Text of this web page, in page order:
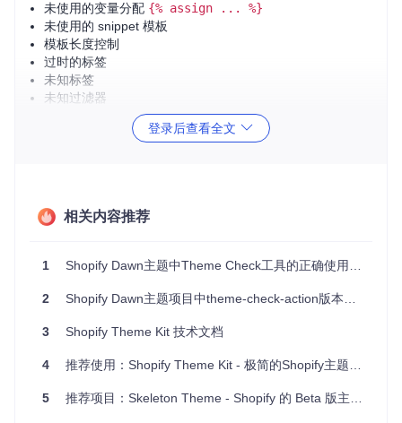
未使用的变量分配 {% assign ... %}
未使用的 snippet 模板
模板长度控制
过时的标签
未知标签
未知过滤器
{{ content_for_* }}在theme.liquid
过度嵌套的 snippet
使用未知的翻译键
使用多个{% ... %}
过时的过滤器
大量阻塞解析的 JavaScript
非 Shopify 域名的资产引用
JavaScript 与 CSS 文件过大
这些检查可以防止一些明显的性能问题，并且，随着社区的发
登录后查看全文
相关内容推荐
1 Shopify Dawn主题中Theme Check工具的正确使用与常见错误修复
2 Shopify Dawn主题项目中theme-check-action版本升级问题解析
3 Shopify Theme Kit 技术文档
4 推荐使用：Shopify Theme Kit - 极简的Shopify主题管理命令行工具
5 推荐项目：Skeleton Theme - Shopify 的 Beta 版主题框架